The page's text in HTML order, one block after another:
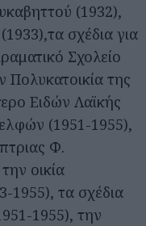
(1932),
σχέδια για
Σχολείο
Πολυκατοικία της
Ειδών Λαϊκής
(1951-1955),
Φ.
οικία
1955), τα σχέδια
1955), την